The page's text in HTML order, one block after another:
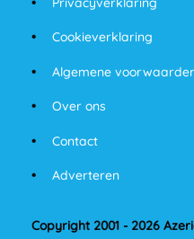
Cookieverklaring
Algemene
Over ons
Contact
Adverteren
Copyright 2001 - 2026